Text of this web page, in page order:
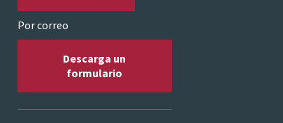
Por correo
Descarga un
formulario